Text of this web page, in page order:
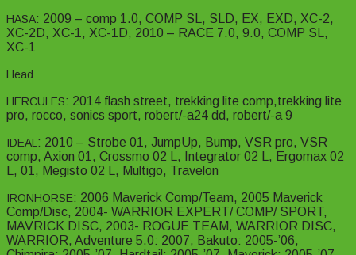
HASA: 2009 – comp 1.0, COMP SL, SLD, EX, EXD, XC-2,
XC-2D, XC-1, XC-1D, 2010 – RACE 7.0, 9.0, COMP SL,
XC-1
Head
HERCULES: 2014 flash street, trekking lite comp,trekking lite
pro, rocco, sonics sport, robert/-a24 dd, robert/-a 9
IDEAL : 2010 – Strobe 01, JumpUp, Bump, VSR pro, VSR
comp, Axion 01, Crossmo 02 L, Integrator 02 L, Ergomax 02
L, 01, Megisto 02 L, Multigo, Travelon
IRONHORSE: 2006 Maverick Comp/Team, 2005 Maverick
Comp/Disc, 2004- WARRIOR EXPERT/ COMP/ SPORT,
MAVRICK DISC, 2003- ROGUE TEAM, WARRIOR DISC,
WARRIOR, Adventure 5.0: 2007, Bakuto: 2005-’06,